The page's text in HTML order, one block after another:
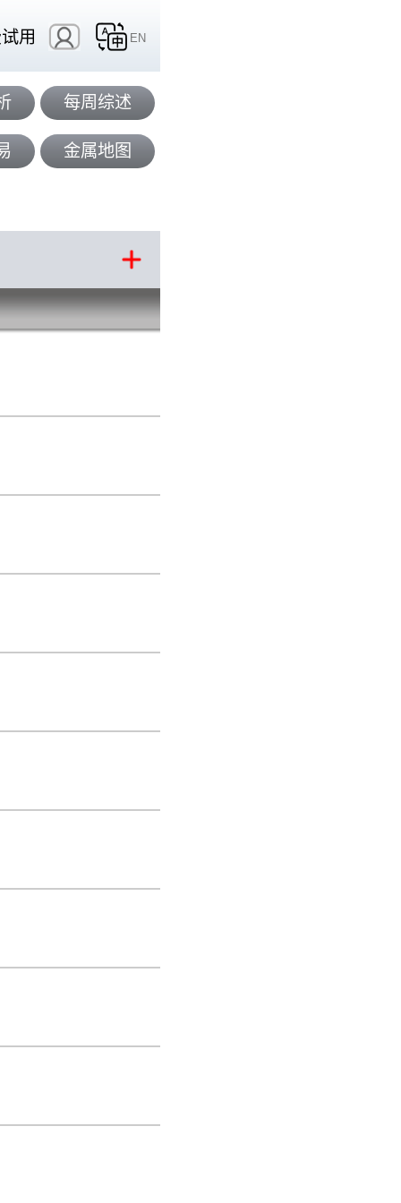
用 EN
每周综述
金属地图